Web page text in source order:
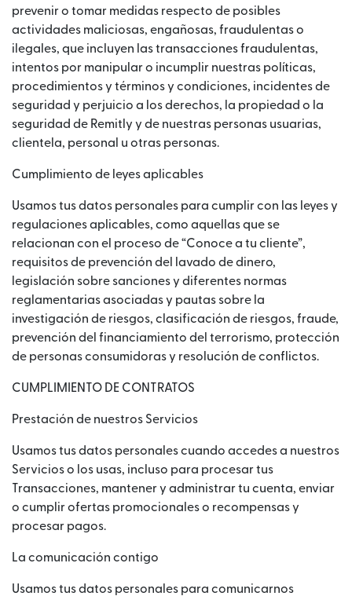
prevenir o tomar medidas respecto de posibles
actividades maliciosas, engañosas, fraudulentas o
ilegales, que incluyen las transacciones fraudulentas,
intentos por manipular o incumplir nuestras políticas,
procedimientos y términos y condiciones, incidentes de
seguridad y perjuicio a los derechos, la propiedad o la
seguridad de Remitly y de nuestras personas usuarias,
clientela, personal u otras personas.
Cumplimiento de leyes aplicables
Usamos tus datos personales para cumplir con las leyes y
regulaciones aplicables, como aquellas que se
relacionan con el proceso de “Conoce a tu cliente”,
requisitos de prevención del lavado de dinero,
legislación sobre sanciones y diferentes normas
reglamentarias asociadas y pautas sobre la
investigación de riesgos, clasificación de riesgos, fraude,
prevención del financiamiento del terrorismo, protección
de personas consumidoras y resolución de conflictos.
CUMPLIMIENTO DE CONTRATOS
Prestación de nuestros Servicios
Usamos tus datos personales cuando accedes a nuestros
Servicios o los usas, incluso para procesar tus
Transacciones, mantener y administrar tu cuenta, enviar
o cumplir ofertas promocionales o recompensas y
procesar pagos.
La comunicación contigo
Usamos tus datos personales para comunicarnos